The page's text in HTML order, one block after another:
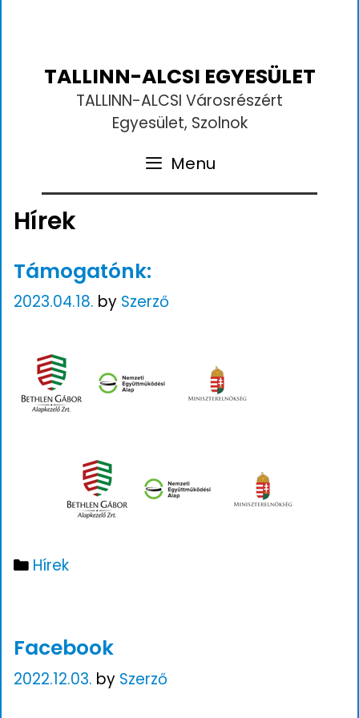
TALLINN-ALCSI EGYESÜLET
TALLINN-ALCSI Városrészért
Egyesület, Szolnok
Menu
Hírek
Támogatónk:
2023.04.18. by Szerző
Hírek
Facebook
2022.12.03. by Szerző